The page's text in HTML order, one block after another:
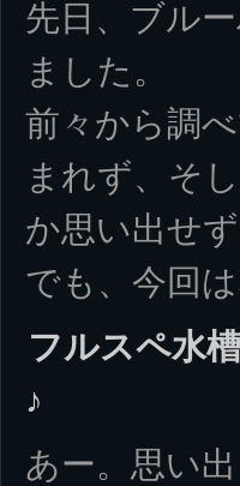
先日、ブル
ました。
前々から調
まれず、そ
か思い出せ
でも、今回
フルスペ水
♪
あー。思い